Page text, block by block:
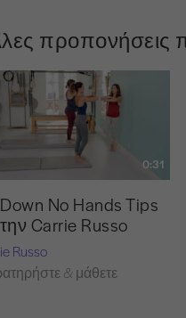
προπονήσεις
0:31
No Hands Tips
Carrie Russo
Russo
& μάθετε